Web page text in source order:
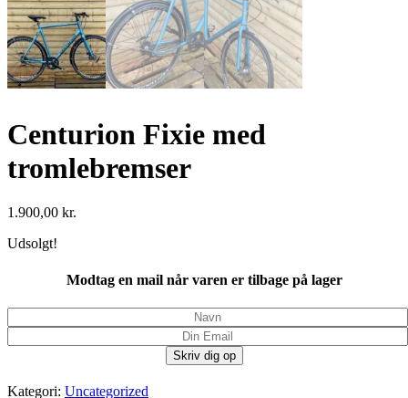
Centurion Fixie med
tromlebremser
1.900,00 kr.
Udsolgt!
Modtag en mail når varen er tilbage på lager
Kategori: Uncategorized